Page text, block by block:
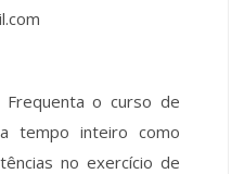
Frequenta o curso de
tempo inteiro como
no exercício de